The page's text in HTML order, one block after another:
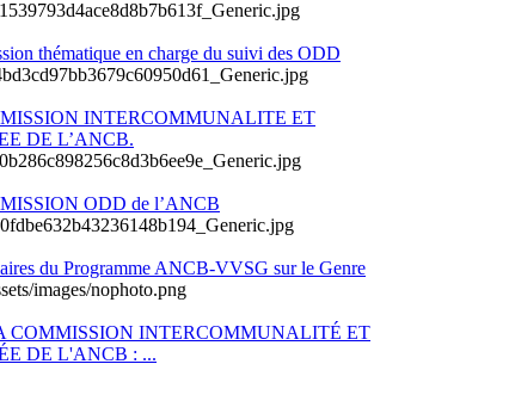
thématique en charge du suivi des ODD
INTERCOMMUNALITE ET
DE L’ANCB.
ODD de l’ANCB
du Programme ANCB-VVSG sur le Genre
COMMISSION INTERCOMMUNALITÉ ET
DE L'ANCB : ...